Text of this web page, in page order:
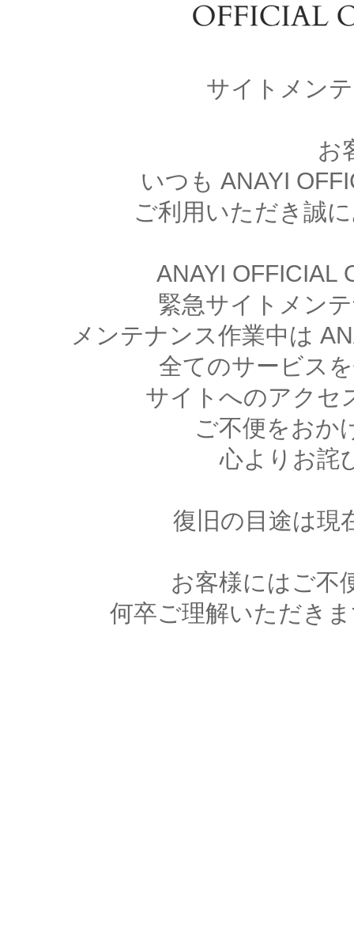
サイトメン
お
いつも ANAYI
ご利用いただき誠
ANAYI OFFICIAL
緊急サイトメン
メンテナンス作業中は
全てのサービス
サイトへのアクセ
ご不便をおか
心よりお詫
復旧の目途は現
お客様にはご不
何卒ご理解いただき